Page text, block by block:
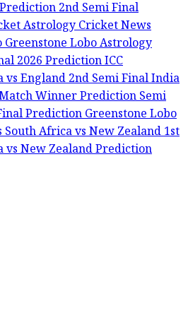
2nd Semi Final
AstrologyCricket News
Greenstone Lobo Astrology
2026 PredictionICC
vs England 2nd Semi FinalIndia
Winner PredictionSemi
Prediction Greenstone Lobo
South Africa vs New Zealand 1st
vs New Zealand Prediction